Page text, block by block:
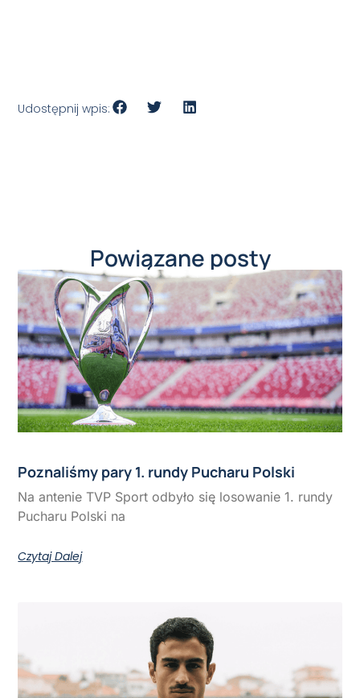
Udostępnij wpis:
Powiązane posty
Poznaliśmy pary 1. rundy Pucharu Polski
Na antenie TVP Sport odbyło się losowanie 1. rundy
Pucharu Polski na
Czytaj Dalej